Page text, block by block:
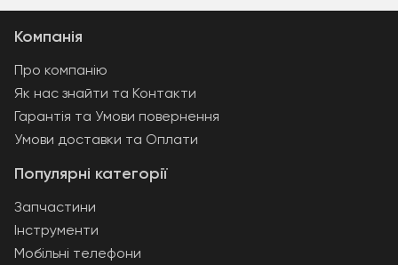
Популярні категорії
Запчастини
Інструменти
Мобільні телефони
Компанія
Про компанію
Як нас знайти та Контакти
Гарантія та Умови повернення
Умови доставки та Оплати